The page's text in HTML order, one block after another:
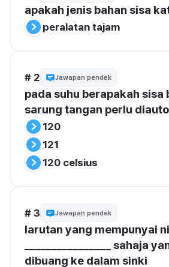
apakah jenis bahan sisa
peralatan tajam
# 2 Jawapan pendek
pada suhu berapakah sisa
sarung tangan perlu
120
121
120 celsius
# 3 Jawapan pendek
larutan yang mempunyai
________________ sahaja
dibuang ke dalam sinki